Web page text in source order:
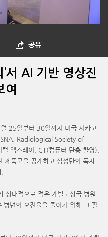
공유
서 AI 기반 영상진
여
25일부터 30일까지 미국 시카고
Radiological Society of
엑스레이, CT(컴퓨터 단층 촬영),
제품군을 공개하고 삼성만의 독자
상대적으로 적은 개발도상국 병원
병변의 오진율을 줄이기 위해 그 필